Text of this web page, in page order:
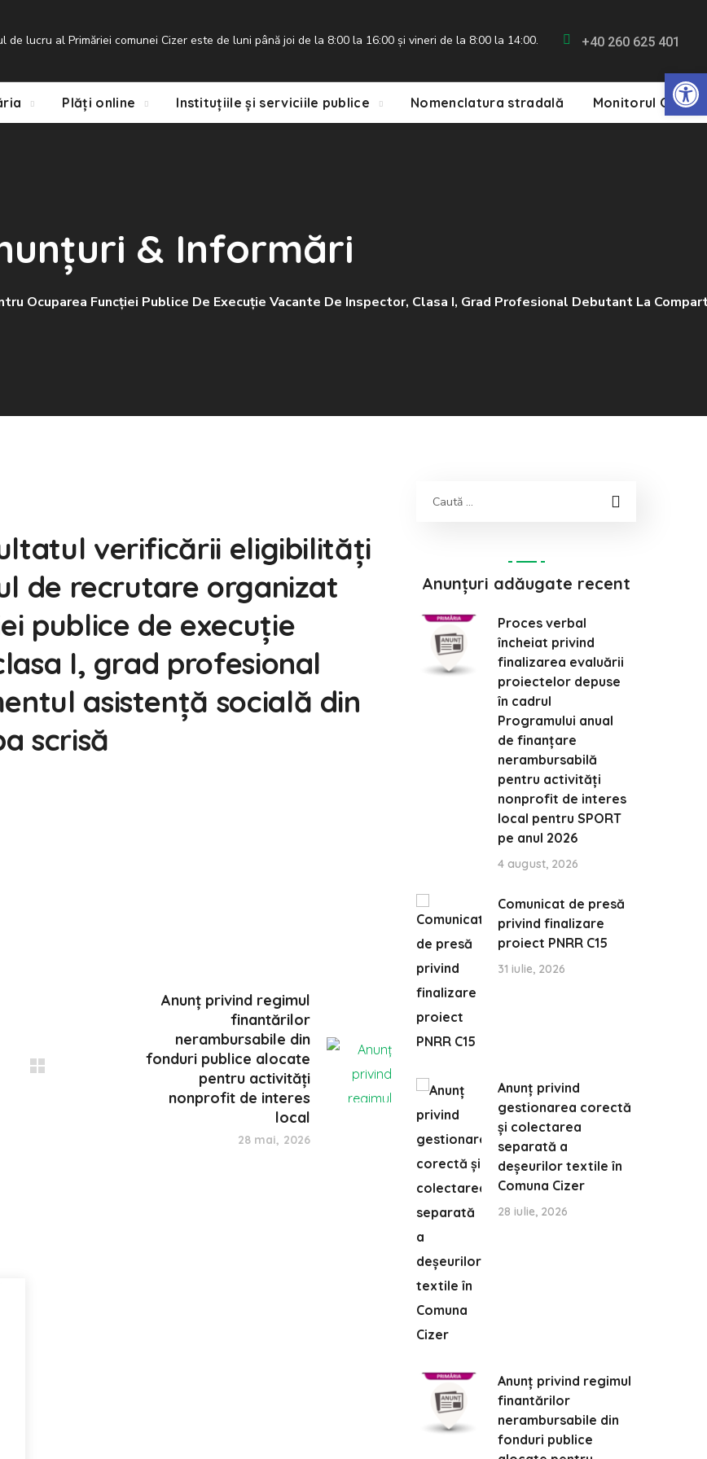
de lucru al Primăriei comunei Cizer este de luni până joi de la 8:00 la 16:00 și vineri de la 8:00 la 14:00. +40 260 625 401
Plăți online Instituțiile și serviciile publice Nomenclatura stradală Monitorul Oficial
& Informări
Ocuparea Funcției Publice De Execuție Vacante De Inspector, Clasa I, Grad Profesional Debutant La
verificării eligibilități
de recrutare organizat
publice de execuție
I, grad profesional
asistență socială din
scrisă
Anunț privind regimul
finantărilor
nerambursabile din
fonduri publice alocate
pentru activități
nonprofit de interes
local
28 mai, 2026
Anunțuri adăugate recent
Proces verbal
încheiat privind
finalizarea evaluării
proiectelor depuse
în cadrul
Programului anual
de finanțare
nerambursabilă
pentru activități
nonprofit de interes
local pentru SPORT
pe anul 2026
4 august, 2026
Comunicat de presă
privind finalizare
proiect PNRR C15
31 iulie, 2026
Anunț privind
gestionarea corectă
și colectarea
separată a
deșeurilor textile în
Comuna Cizer
28 iulie, 2026
Anunț privind regimul
finantărilor
nerambursabile din
fonduri publice